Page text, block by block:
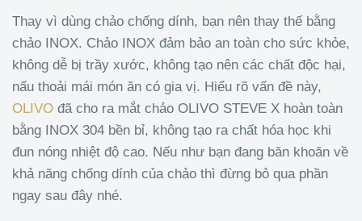
Thay vì dùng chảo chống dính, bạn nên thay thế bằng
chảo INOX. Chảo INOX đảm bảo an toàn cho sức khỏe,
không dễ bị trầy xước, không tạo nên các chất độc hại,
nấu thoải mái món ăn có gia vị. Hiểu rõ vấn đề này,
OLIVO đã cho ra mắt chảo OLIVO STEVE X hoàn toàn
bằng INOX 304 bền bỉ, không tạo ra chất hóa học khi
đun nóng nhiệt độ cao. Nếu như bạn đang băn khoăn về
khả năng chống dính của chảo thì đừng bỏ qua phần
ngay sau đây nhé.